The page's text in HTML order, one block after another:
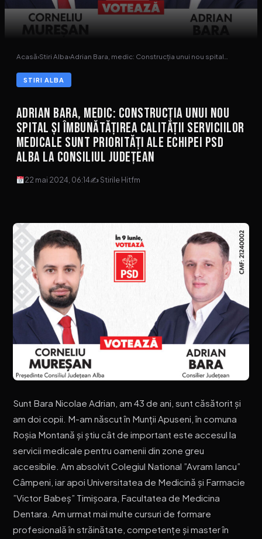
Acasă›Stiri Alba›Adrian Bara, medic: Construcția unui nou spital…
STIRI ALBA
Adrian Bara, medic: Construcția unui nou
spital și îmbunătățirea calității serviciilor
medicale sunt priorități ale echipei PSD
Alba la Consiliul Județean
22 mai 2024, 06:14✍ Stirile Hitfm
Sunt Bara Nicolae Adrian, am 43 de ani, sunt căsătorit și
am doi copii. M-am născut în Munții Apuseni, în comuna
Roșia Montană și știu cât de important este accesul la
servicii medicale pentru oamenii din zone greu
accesibile. Am absolvit Colegiul National ”Avram Iancu”
Câmpeni, iar apoi Universitatea de Medicină și Farmacie
”Victor Babeș” Timișoara, Facultatea de Medicina
Dentara. Am urmat mai multe cursuri de formare
profesională în străinătate, competențe și master în